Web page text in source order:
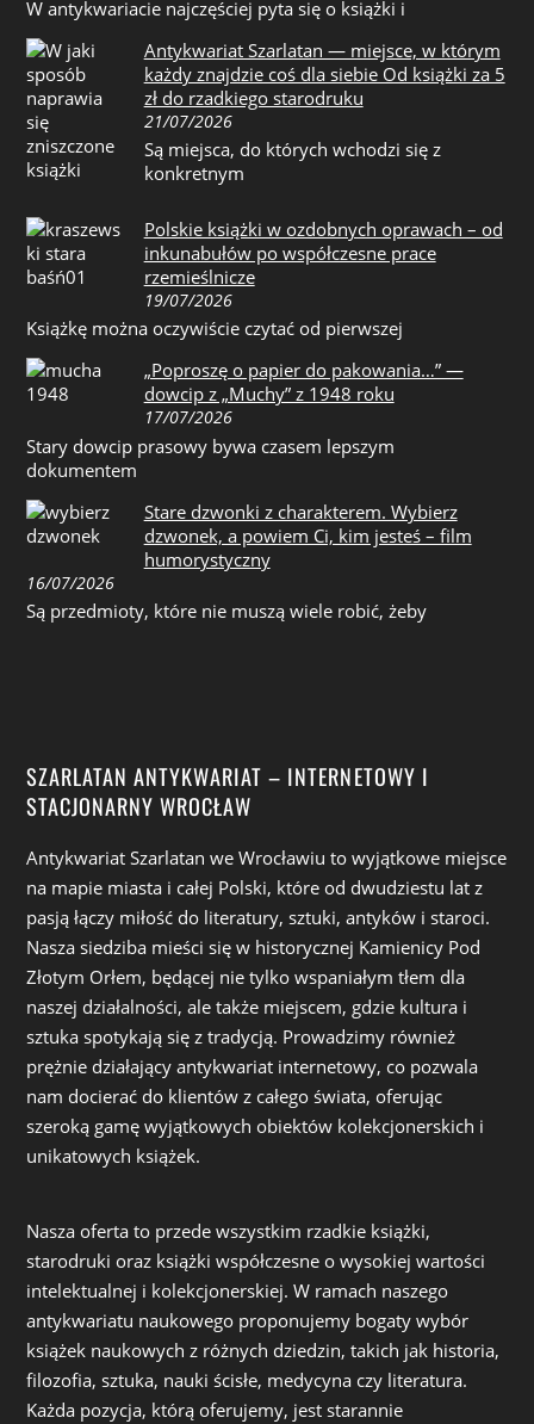
W antykwariacie najczęściej pyta się o książki i
Antykwariat Szarlatan — miejsce, w którym
każdy znajdzie coś dla siebie Od książki za 5
zł do rzadkiego starodruku
21/07/2026
Są miejsca, do których wchodzi się z
konkretnym
Polskie książki w ozdobnych oprawach – od
inkunabułów po współczesne prace
rzemieślnicze
19/07/2026
Książkę można oczywiście czytać od pierwszej
„Poproszę o papier do pakowania…” —
dowcip z „Muchy” z 1948 roku
17/07/2026
Stary dowcip prasowy bywa czasem lepszym
dokumentem
Stare dzwonki z charakterem. Wybierz
dzwonek, a powiem Ci, kim jesteś – film
humorystyczny
16/07/2026
Są przedmioty, które nie muszą wiele robić, żeby
SZARLATAN ANTYKWARIAT – INTERNETOWY I
STACJONARNY WROCŁAW
Antykwariat Szarlatan we Wrocławiu to wyjątkowe miejsce
na mapie miasta i całej Polski, które od dwudziestu lat z
pasją łączy miłość do literatury, sztuki, antyków i staroci.
Nasza siedziba mieści się w historycznej Kamienicy Pod
Złotym Orłem, będącej nie tylko wspaniałym tłem dla
naszej działalności, ale także miejscem, gdzie kultura i
sztuka spotykają się z tradycją. Prowadzimy również
prężnie działający antykwariat internetowy, co pozwala
nam docierać do klientów z całego świata, oferując
szeroką gamę wyjątkowych obiektów kolekcjonerskich i
unikatowych książek.
Nasza oferta to przede wszystkim rzadkie książki,
starodruki oraz książki współczesne o wysokiej wartości
intelektualnej i kolekcjonerskiej. W ramach naszego
antykwariatu naukowego proponujemy bogaty wybór
książek naukowych z różnych dziedzin, takich jak historia,
filozofia, sztuka, nauki ścisłe, medycyna czy literatura.
Każda pozycja, którą oferujemy, jest starannie